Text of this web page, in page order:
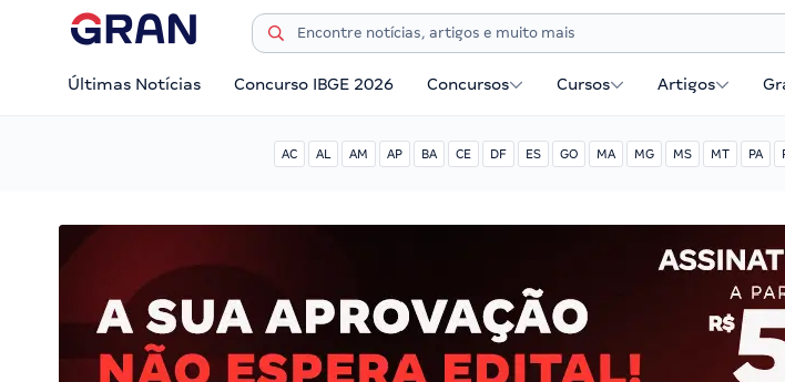
Últimas Notícias Concurso IBGE 2026 Concursos Cursos Artigos
AC AL AM AP BA CE DF ES GO MA MG MS MT PA